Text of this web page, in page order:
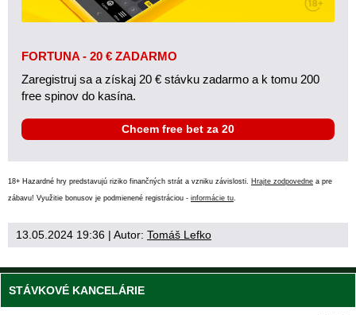
FORTUNA - 20 € ZADARMO
Zaregistruj sa a získaj 20 € stávku zadarmo a k tomu 200
free spinov do kasína.
Chcem free bet za 20
18+ Hazardné hry predstavujú riziko finančných strát a vzniku závislosti. Hrajte zodpovedne a pre
zábavu! Využitie bonusov je podmienené registráciou - informácie tu
13.05.2024 19:36 | Autor: Tomáš Lefko
STÁVKOVÉ KANCELÁRIE